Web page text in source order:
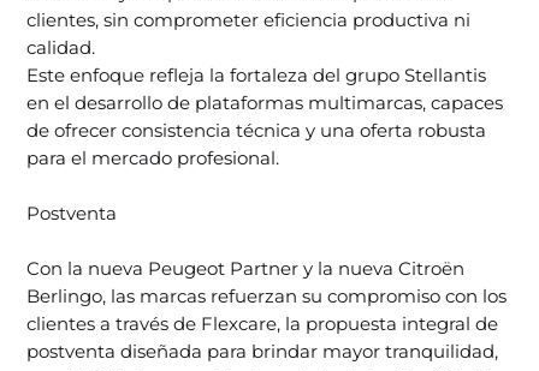
clientes, sin comprometer eficiencia productiva ni
calidad.
Este enfoque refleja la fortaleza del grupo Stellantis
en el desarrollo de plataformas multimarcas, capaces
de ofrecer consistencia técnica y una oferta robusta
para el mercado profesional.
Postventa
Con la nueva Peugeot Partner y la nueva Citroën
Berlingo, las marcas refuerzan su compromiso con los
clientes a través de Flexcare, la propuesta integral de
postventa diseñada para brindar mayor tranquilidad,